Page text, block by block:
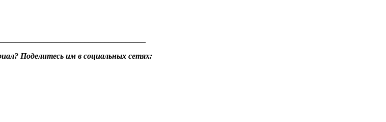
Поделитесь им в социальных сетях: